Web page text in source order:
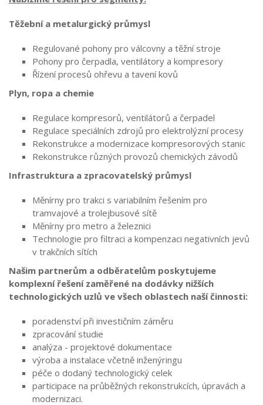
Těžební a metalurgický průmysl
Regulované pohony pro válcovny a těžní stroje
Pohony pro čerpadla, ventilátory a kompresory
Řízení procesů ohřevu a tavení kovů
Plyn, ropa a chemie
Regulace kompresorů, ventilátorů a čerpadel
Regulace speciálních zdrojů pro elektrolýzní procesy
Rekonstrukce a modernizace kompresorových stanic
Rekonstrukce různých provozů chemických závodů
Infrastruktura a zpracovatelský průmysl
Měnírny pro trakci s variabilním řešením pro
tramvajové a trolejbusové sítě
Měnírny pro metro a železnici
Technologie pro filtraci a kompenzaci negativních jevů
v trakčních sítích
Našim partnerům a odběratelům poskytujeme
komplexní řešení zaměřené na dodávky nižších
technologických uzlů ve všech oblastech naší činnosti:
poradenství při investičním záměru
zpracování studie
analýza - projektové dokumentace
výroba a instalace včetně inženýringu
péče o dodaný technologický celek
participace na průběžných rekonstrukcích, úpravách a
modernizaci.